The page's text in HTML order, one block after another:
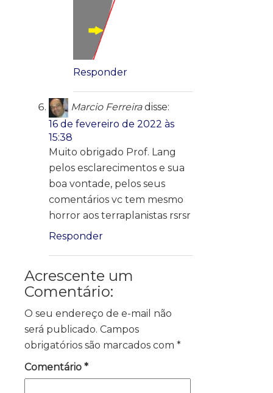
Responder
Marcio Ferreira disse:
16 de fevereiro de 2022 às
15:38
Muito obrigado Prof. Lang
pelos esclarecimentos e sua
boa vontade, pelos seus
comentários vc tem mesmo
horror aos terraplanistas rsrsr
Responder
Acrescente um
Comentário:
O seu endereço de e-mail não
será publicado. Campos
obrigatórios são marcados com *
Comentário *